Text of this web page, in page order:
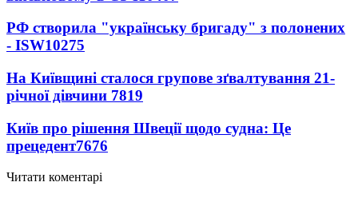
РФ створила "українську бригаду" з полонених
- ISW10275
На Київщині сталося групове зґвалтування 21-
річної дівчини 7819
Київ про рішення Швеції щодо судна: Це
прецедент7676
Читати коментарі